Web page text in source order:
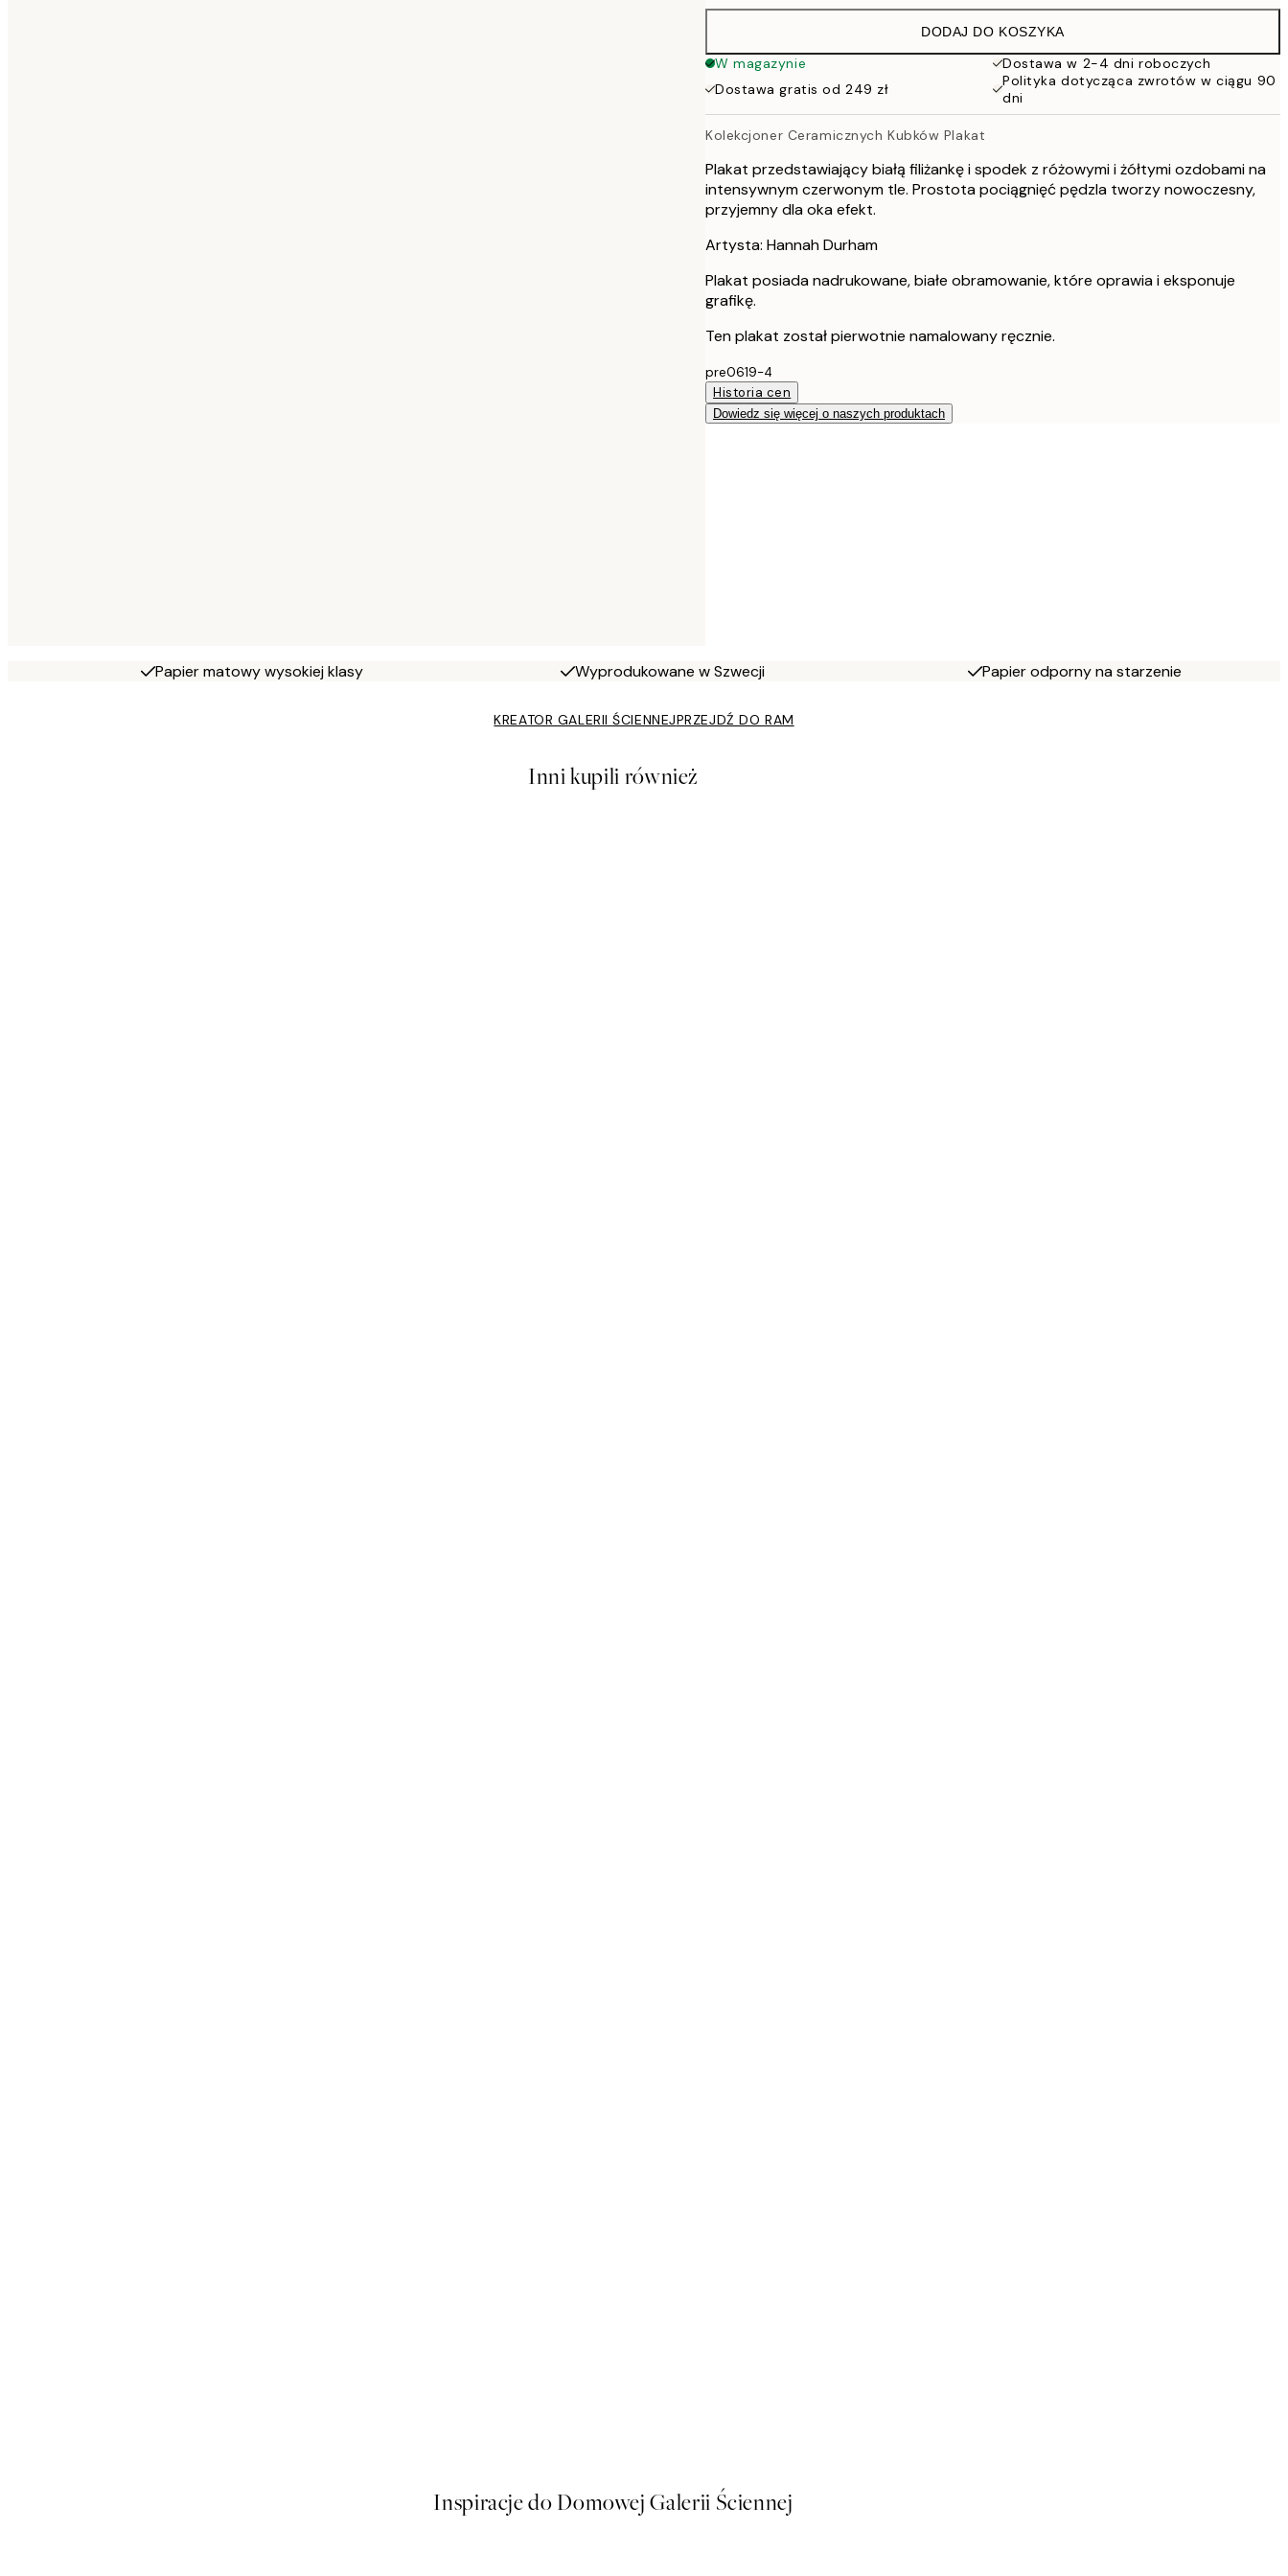
97 zł
DODAJ DO KOSZYKA
W magazynie
Dostawa w 2-4 dni roboczych
Dostawa gratis od 249 zł
Polityka dotycząca zwrotów w ciągu 90
dni
Kolekcjoner Ceramicznych Kubków Plakat
Plakat przedstawiający białą filiżankę i spodek z różowymi i żółtymi ozdobami na
intensywnym czerwonym tle. Prostota pociągnięć pędzla tworzy nowoczesny,
przyjemny dla oka efekt.
Artysta: Hannah Durham
Plakat posiada nadrukowane, białe obramowanie, które oprawia i eksponuje
grafikę.
Ten plakat został pierwotnie namalowany ręcznie.
pre0619-4
Historia cen
Dowiedz się więcej o naszych produktach
Papier matowy wysokiej klasy Wyprodukowane w Szwecji Papier odporny na starzenie
KREATOR GALERII ŚCIENNEJPRZEJDŹ DO RAM
Inni kupili również
Inspiracje do Domowej Galerii Ściennej